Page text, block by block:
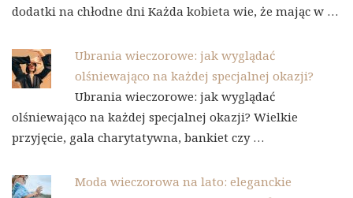
dodatki na chłodne dni Każda kobieta wie, że mając w …
Ubrania wieczorowe: jak wyglądać
olśniewająco na każdej specjalnej okazji?
Ubrania wieczorowe: jak wyglądać
olśniewająco na każdej specjalnej okazji? Wielkie
przyjęcie, gala charytatywna, bankiet czy …
Moda wieczorowa na lato: eleganckie